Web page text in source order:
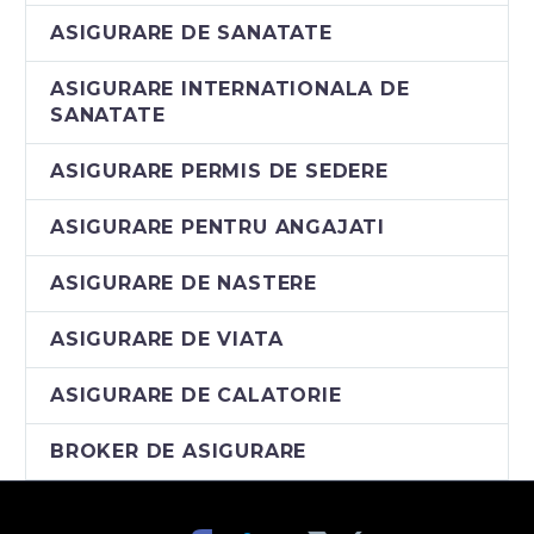
ASIGURARE DE SANATATE
ASIGURARE INTERNATIONALA DE
SANATATE
ASIGURARE PERMIS DE SEDERE
ASIGURARE PENTRU ANGAJATI
ASIGURARE DE NASTERE
ASIGURARE DE VIATA
ASIGURARE DE CALATORIE
BROKER DE ASIGURARE